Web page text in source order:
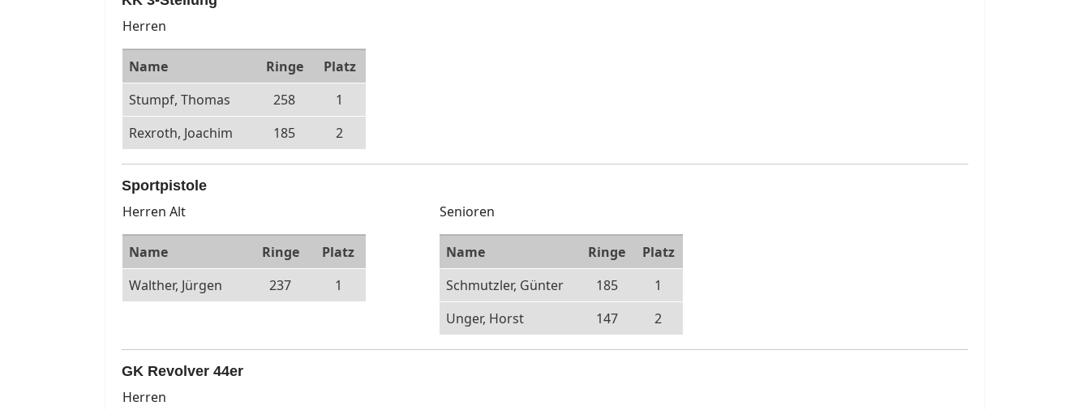
Herren
Name Ringe
Platz
Stumpf, Thomas
258
1
Rexroth, Joachim
185 2
Sportpistole
Herren Alt
Name Ringe
Platz
Walther, Jürgen
237 1
Senioren
Name Ringe
Platz
Schmutzler, Günter
185
1
Unger, Horst
147 2
GK Revolver 44er
Herren